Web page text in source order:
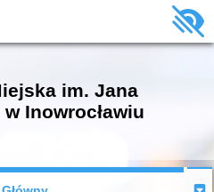
im. Jana
Inowrocławiu